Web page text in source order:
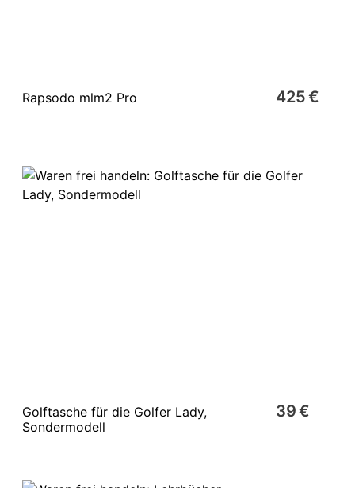
Rapsodo mlm2 Pro 425 €
Golftasche für die Golfer Lady,
Sondermodell
39 €